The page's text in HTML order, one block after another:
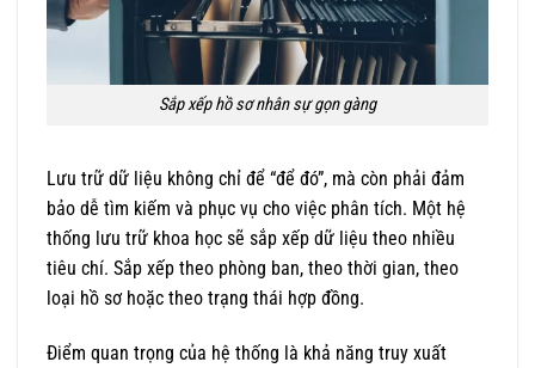
Sắp xếp hồ sơ nhân sự gọn gàng
Lưu trữ dữ liệu không chỉ để “để đó”, mà còn phải đảm
bảo dễ tìm kiếm và phục vụ cho việc phân tích. Một hệ
thống lưu trữ khoa học sẽ sắp xếp dữ liệu theo nhiều
tiêu chí. Sắp xếp theo phòng ban, theo thời gian, theo
loại hồ sơ hoặc theo trạng thái hợp đồng.
Điểm quan trọng của hệ thống là khả năng truy xuất